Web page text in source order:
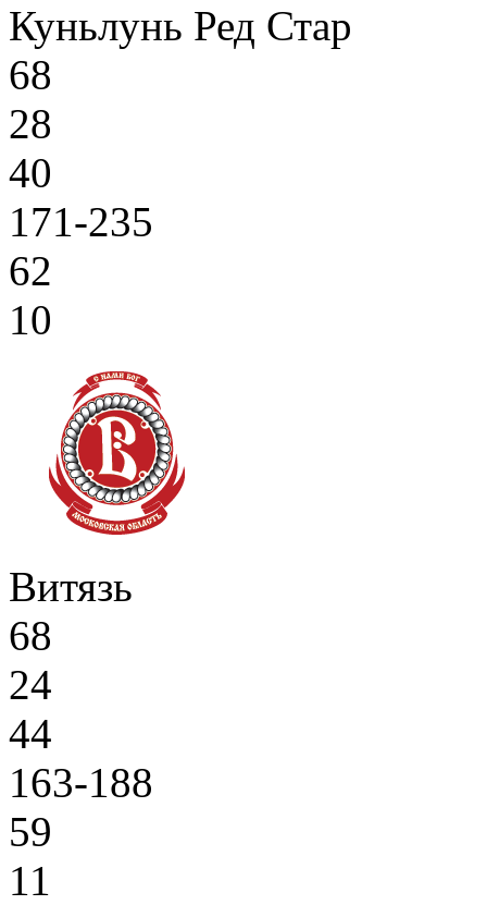
Куньлунь Ред Стар
68
28
40
171-235
62
10
Витязь
68
24
44
163-188
59
11